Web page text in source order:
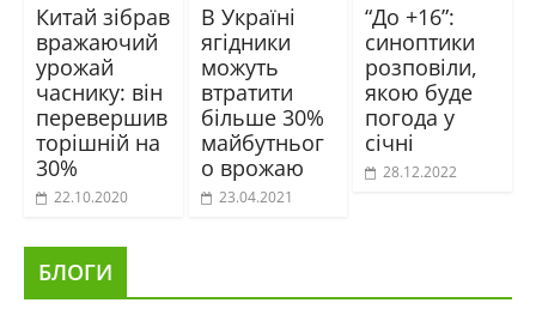
Китай зібрав
вражаючий
урожай
часнику: він
перевершив
торішній на
30%
22.10.2020
В Україні
ягідники
можуть
втратити
більше 30%
майбутньог
о врожаю
23.04.2021
“До +16”:
синоптики
розповіли,
якою буде
погода у
січні
28.12.2022
БЛОГИ